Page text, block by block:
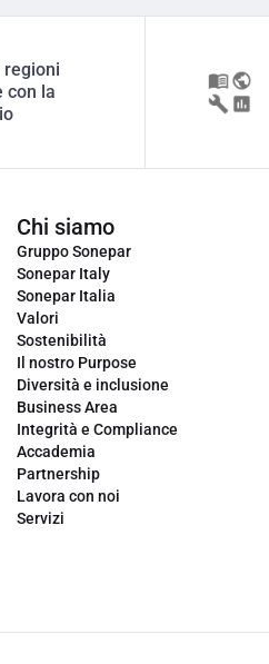
regioni
con la
Chi siamo
Gruppo Sonepar
Sonepar Italy
Sonepar Italia
Valori
Sostenibilità
Il nostro Purpose
Diversità e inclusione
Business Area
Integrità e Compliance
Accademia
Partnership
Lavora con noi
Servizi